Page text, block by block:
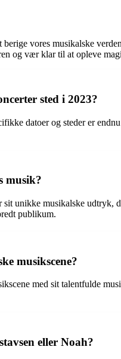
vores musikalske
og vær klar til at opleve
sted i 2023?
datoer og steder er
musik?
unikke musikalske
publikum.
musikscene?
med sit talentfulde
eller Noah?